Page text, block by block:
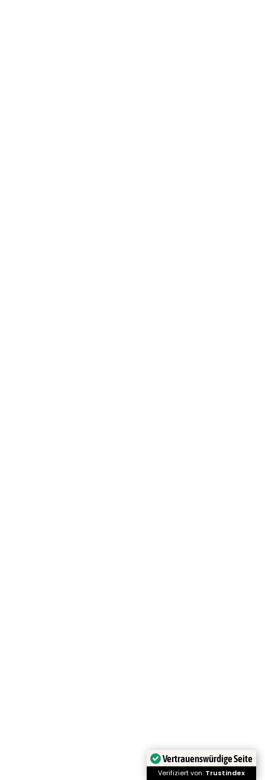
Vertrauenswürdige Seite
Verifiziert von: Trustindex